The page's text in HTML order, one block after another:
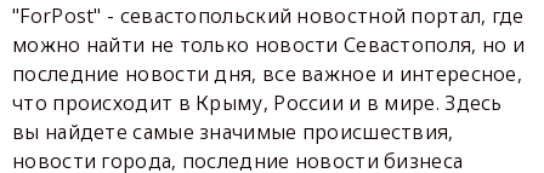
"ForPost" - севастопольский новостной портал, где
можно найти не только новости Севастополя, но и
последние новости дня, все важное и интересное,
что происходит в Крыму, России и в мире. Здесь
вы найдете самые значимые происшествия,
новости города, последние новости бизнеса